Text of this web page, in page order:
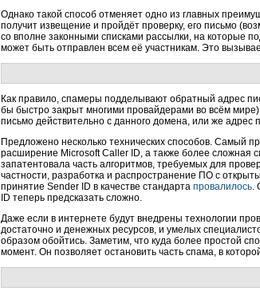
Однако такой способ отменяет одно из главных
получит извещение и пройдёт проверку, его письмо
со вполне законными списками рассылки, на которые
может быть отправлен всем её участникам. Это
Как правило, спамеры подделывают обратный адрес
бы быстро закрыт многими провайдерами во всём
письмо действительно с данного домена, или же адрес
Предложено несколько технических способов. Самый
расширение Microsoft Caller ID, а также более сложная
запатентовала часть алгоритмов, требуемых для
частности, разработка и распространение ПО с
принятие Sender ID в качестве стандарта провалилось.
ID теперь предсказать сложно.
Даже если в интернете будут внедрены технологии
достаточно и денежных ресурсов, и умелых
образом обойтись. Заметим, что куда более простой
момент. Он позволяет остановить часть спама, в